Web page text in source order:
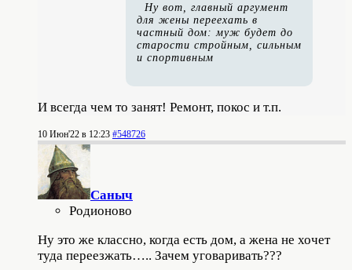
Ну вот, главный аргумент
для жены переехать в
частный дом: муж будет до
старости стройным, сильным
и спортивным
И всегда чем то занят! Ремонт, покос и т.п.
10 Июн'22 в 12:23 #548726
Саныч
Родионово
Ну это же классно, когда есть дом, а жена не хочет
туда переезжать….. Зачем уговаривать???